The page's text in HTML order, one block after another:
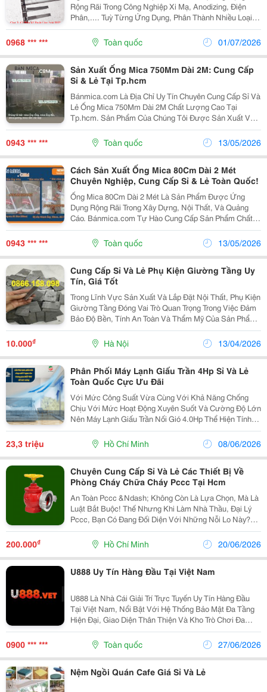
Rộng Rãi Trong Công Nghiệp Xi Mạ, Anodizing, Điện
Phân,.... Tuỳ Từng Ứng Dụng, Phân Thành Nhiều Loại,
Thông Số Kỹ Thuật Khác Nhau Chúng Tôi Chuyên Cung
Cấp Sỉ Và Lẻ Vật Tư Titanium, Các Size Gá...
0968 *** *** Toàn quốc 01/07/2026
Sản Xuất Ống Mica 750Mm Dài 2M: Cung Cấp
Sỉ & Lẻ Tại Tp.hcm
Bánmica.com Là Địa Chỉ Uy Tín Chuyên Cung Cấp Sỉ Và
Lẻ Ống Mica 750Mm Dài 2M Chất Lượng Cao Tại
Tp.hcm. Sản Phẩm Của Chúng Tôi Được Sản Xuất Với
Độ Bền Vượt Trội, Đáp Ứng Nhu Cầu Đa Dạng Của Các
Ngành Xây Dựng, Nội Thất, Và Quảng Cáo. Đặc Điểm...
0943 *** *** Toàn quốc 13/05/2026
Cách Sản Xuất Ống Mica 80Cm Dài 2 Mét
Chuyên Nghiệp, Cung Cấp Sỉ & Lẻ Toàn Quốc!
Ống Mica 80Cm Dài 2 Mét Là Sản Phẩm Được Ứng
Dụng Rộng Rãi Trong Xây Dựng, Nội Thất, Và Quảng
Cáo. Bánmica.com Tự Hào Cung Cấp Sản Phẩm Chất
Lượng Cao Với Quy Trình Sản Xuất Chuyên Nghiệp,
Đáp Ứng Cả Nhu Cầu Sỉ Và Lẻ Trên Toàn Quốc. Quy
Trình Sản...
0943 *** *** Toàn quốc 13/05/2026
Cung Cấp Sỉ Và Lẻ Phụ Kiện Giường Tầng Uy
Tín, Giá Tốt
Trong Lĩnh Vực Sản Xuất Và Lắp Đặt Nội Thất, Phụ Kiện
Giường Tầng Đóng Vai Trò Quan Trọng Trong Việc Đảm
Bảo Độ Bền, Tính An Toàn Và Thẩm Mỹ Của Sản Phẩm.
Việc Lựa Chọn Đơn Vị Cung Cấp Sỉ Và Lẻ Ke Góc
Giường Tầng Uy Tín Không Chỉ Giúp Tối Ưu Chi Phí...
10.000₫ Hà Nội 13/04/2026
Phân Phối Máy Lạnh Giấu Trần 4Hp Sỉ Và Lẻ
Toàn Quốc Cực Ưu Đãi
Với Mức Công Suất Vừa Cùng Với Khả Năng Chống
Chịu Với Mức Hoạt Động Xuyên Suốt Và Cường Độ Lớn
Nên Máy Lạnh Giấu Trần Nối Gió 4.0Hp Thể Hiện Tính
Ứng Dụng Đa Dạng, Linh Hoạt. Máy Lạnh Giấu Trần 4Hp
Hiệu Quả Làm Lạnh Cho Các Không Gian Lớn Và...
23,3 triệu Hồ Chí Minh 08/06/2026
Chuyên Cung Cấp Sỉ Và Lẻ Các Thiết Bị Về
Phòng Cháy Chữa Cháy Pccc Tại Hcm
An Toàn Pccc &Ndash; Không Còn Là Lựa Chọn, Mà Là
Luật Bắt Buộc! Thế Nhưng Khi Làm Nhà Thầu, Đại Lý
Pccc, Bạn Có Đang Đối Diện Với Những Nỗi Lo Này?
Đại Lý Nhỏ: Sợ Ôm Hàng, Vốn Chôn, Rủi Ro Cao. Nhà
Thầu: Hồ Sơ Pháp Lý Không Đủ, Công Trình Chậm...
200.000₫ Hồ Chí Minh 20/06/2026
U888 Uy Tín Hàng Đầu Tại Việt Nam
U888 Là Nhà Cái Giải Trí Trực Tuyến Uy Tín Hàng Đầu
Tại Việt Nam, Nổi Bật Với Hệ Thống Bảo Mật Đa Tầng
Hiện Đại, Giao Diện Thân Thiện Và Kho Trò Chơi Đa
Dạng Gồm Thể Thao, Bắn Cá, Nổ Hũ, Đá Gà, Xổ Số Và
Lô Đề. Bên Cạnh Đó, Nền Tảng Còn Triển Khai...
0900 *** *** Toàn quốc 27/06/2026
Nệm Ngồi Quán Cafe Giá Sỉ Và Lẻ